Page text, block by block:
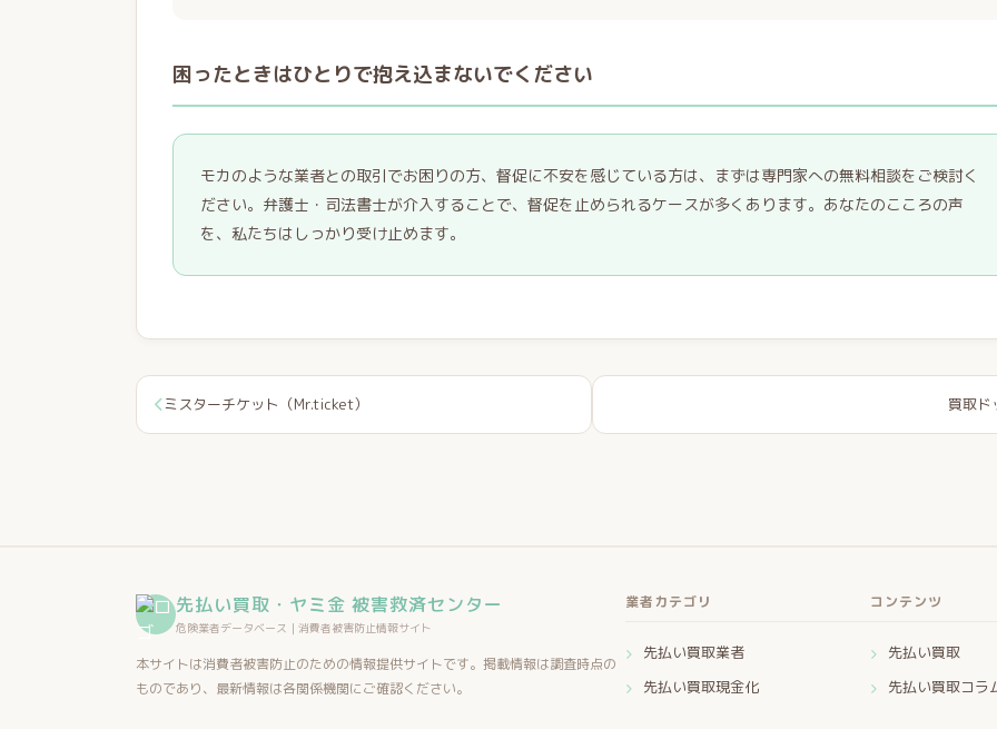
困ったときはひとりで抱え込まないでください
モカのような業者との取引でお困りの方、督促に不安を感じている方は、まずは専門家への無料相談をご検討く
ださい。弁護士・司法書士が介入することで、督促を止められるケースが多くあります。あなたのこころの声
を、私たちはしっかり受け止めます。
ミスターチケット（Mr.ticket） 買取ド
先払い買取・ヤミ金 被害救済センター
危険業者データベース｜消費者被害防止情報サイト
本サイトは消費者被害防止のための情報提供サイトです。掲載情報は調査時点の
ものであり、最新情報は各関係機関にご確認ください。
業者カテゴリ
先払い買取業者
先払い買取現金化
コンテンツ
先払い買取
先払い買取コラ